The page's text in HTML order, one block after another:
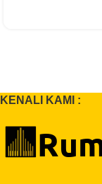
KENALI KAMI :